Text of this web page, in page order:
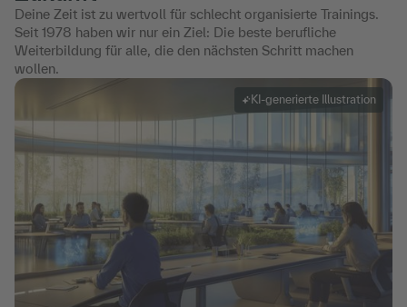
Deine Zeit ist zu wertvoll für schlecht organisierte Trainings.
Seit 1978 haben wir nur ein Ziel: Die beste berufliche
Weiterbildung für alle, die den nächsten Schritt machen
wollen.
KI-generierte Illustration